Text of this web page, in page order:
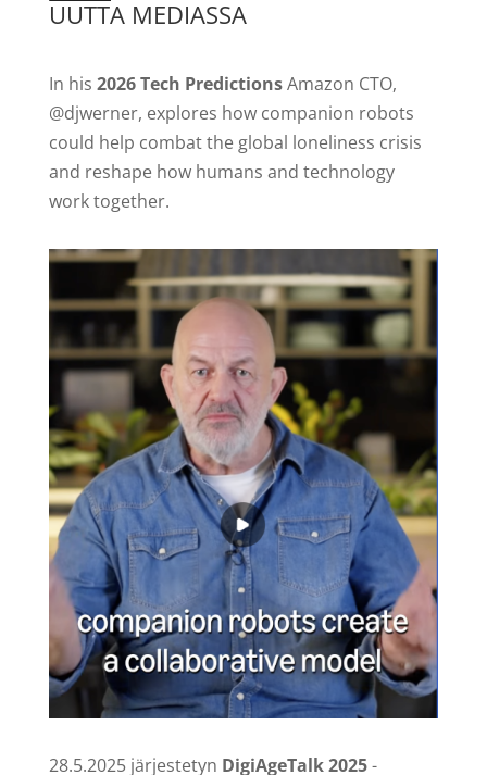
UUTTA MEDIASSA
In his 2026 Tech PredictionsAmazon CTO,
@djwerner, explores how companion robots
could help combat the global loneliness crisis
and reshape how humans and technology
work together.
28.5.2025 järjestetyn DigiAgeTalk 2025-